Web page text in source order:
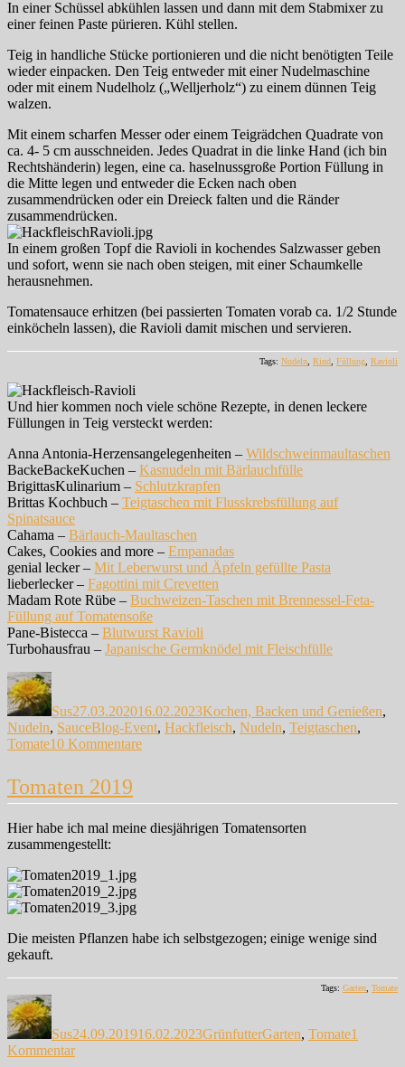
In einer Schüssel abkühlen lassen und dann mit dem Stabmixer zu
einer feinen Paste pürieren. Kühl stellen.
Teig in handliche Stücke portionieren und die nicht benötigten Teile
wieder einpacken. Den Teig entweder mit einer Nudelmaschine
oder mit einem Nudelholz („Welljerholz“) zu einem dünnen Teig
walzen.
Mit einem scharfen Messer oder einem Teigrädchen Quadrate von
ca. 4- 5 cm ausschneiden. Jedes Quadrat in die linke Hand (ich bin
Rechtshänderin) legen, eine ca. haselnussgroße Portion Füllung in
die Mitte legen und entweder die Ecken nach oben
zusammendrücken oder ein Dreieck falten und die Ränder
zusammendrücken.
In einem großen Topf die Ravioli in kochendes Salzwasser geben
und sofort, wenn sie nach oben steigen, mit einer Schaumkelle
herausnehmen.
Tomatensauce erhitzen (bei passierten Tomaten vorab ca. 1/2 Stunde
einköcheln lassen), die Ravioli damit mischen und servieren.
Tags: Nudeln Rind Füllung Ravioli
Und hier kommen noch viele schöne Rezepte, in denen leckere
Füllungen in Teig versteckt werden:
Anna Antonia-Herzensangelegenheiten – Wildschweinmaultaschen
BackeBackeKuchen – Kasnudeln mit Bärlauchfülle
BrigittasKulinarium – Schlutzkrapfen
Brittas Kochbuch – Teigtaschen mit Flusskrebsfüllung auf
Spinatsauce
Cahama – Bärlauch-Maultaschen
Cakes, Cookies and more – Empanadas
genial lecker – Mit Leberwurst und Äpfeln gefüllte Pasta
lieberlecker – Fagottini mit Crevetten
Madam Rote Rübe – Buchweizen-Taschen mit Brennessel-Feta-
Füllung auf Tomatensoße
Pane-Bistecca – Blutwurst Ravioli
Turbohausfrau – Japanische Germknödel mit Fleischfülle
Autor
Sus27.03.202016.02.2023Kochen, Backen und Genießen,
Nudeln, SauceSchlagwörter
Blog-Event, Hackfleisch, Nudeln, Teigtaschen,
Tomate10 Kommentarezu
Art
Tomaten 2019
Hier habe ich mal meine diesjährigen Tomatensorten
zusammengestellt:
Die meisten Pflanzen habe ich selbstgezogen; einige wenige sind
gekauft.
Tags: Garten Tomate
Autor
Sus24.09.201916.02.2023GrünfutterGarten, Tomate1
Kommentarzu